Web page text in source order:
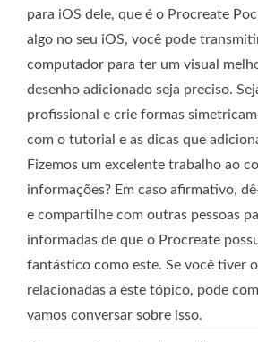
para iOS dele, que é o Procreate
algo no seu iOS, você pode
computador para ter um visual
desenho adicionado seja preciso.
profissional e crie formas
com o tutorial e as dicas que
Fizemos um excelente trabalho ao
informações? Em caso afirmativo,
e compartilhe com outras pessoas
informadas de que o Procreate
fantástico como este. Se você tiver
relacionadas a este tópico, pode
vamos conversar sobre isso.